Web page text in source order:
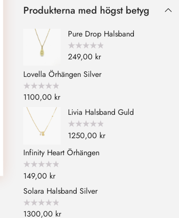
Produkterna med högst betyg
Pure Drop Halsband
Betygsatt
0
5
249,00 kr
Lovella Örhängen Silver
Betygsatt
0
av
1100,00 kr
Livia Halsband Guld
Betygsatt
0
5
1250,00 kr
Infinity Heart Örhängen
Betygsatt
0
5
149,00 kr
Solara Halsband Silver
Betygsatt
1300,00 kr